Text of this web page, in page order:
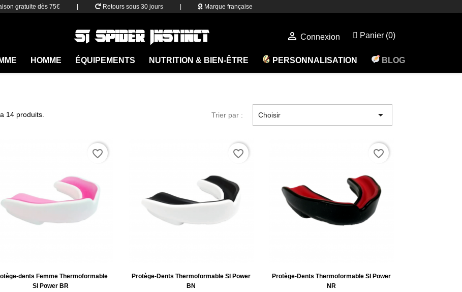
gratuite dès 75€ Retours sous 30 jours Marque française
 Connexion Panier (0)
HOMME ÉQUIPEMENTS NUTRITION & BIEN-ÊTRE PERSONNALISATION BLOG
14 produits. Trier par : Choisir 
dents Femme Thermoformable
SI Power BR
favorite_border
Protège-Dents Thermoformable SI Power
BN
favorite_border
Protège-Dents Thermoformable SI Power
NR
favorite_border